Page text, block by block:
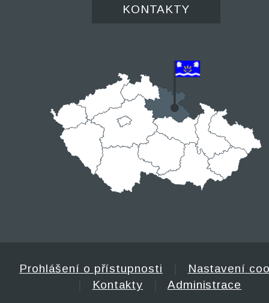
KONTAKTY
Prohlášení o přístupnosti
Nastavení
Kontakty Administrace